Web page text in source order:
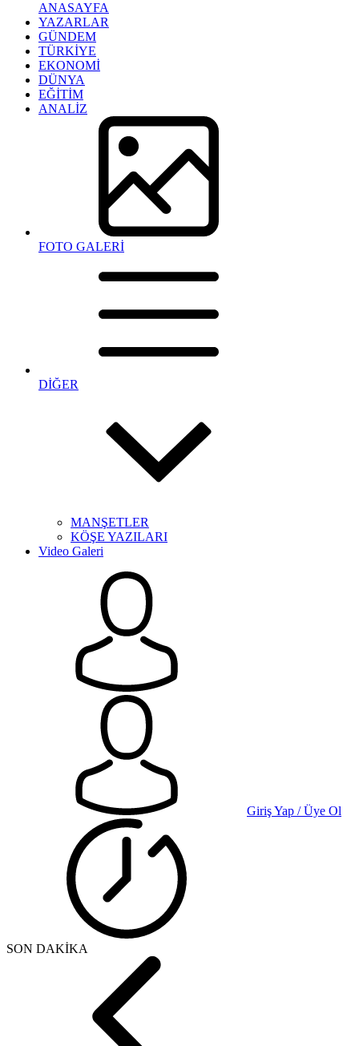
ANASAYFA
YAZARLAR
GÜNDEM
TÜRKİYE
EKONOMİ
DÜNYA
EĞİTİM
ANALİZ
FOTO GALERİ
DİĞER
MANŞETLER
KÖŞE YAZILARI
Video Galeri
Giriş Yap / Üye Ol
SON DAKİKA